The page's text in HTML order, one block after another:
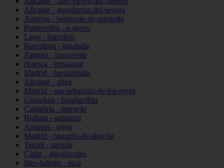
Alicante - guardamar-del-segura
Asturias - belmonte-de-miranda
Pontevedra - o-grove
Lugo - barreiros
Barcelona - igualada
Zamora - benavente
Huesca - benasque
Madrid - fuenlabrada
Alicante - altea
Madrid - san-sebastián-de-los-reyes
Gipuzkoa - hondarribia
Cantabria - meruelo
Bizkaia - santurtzi
Asturias - gijón
Madrid - pozuelo-de-alarcón
Teruel - sarrión
Cádiz - algodonales
Illes-balears - inca